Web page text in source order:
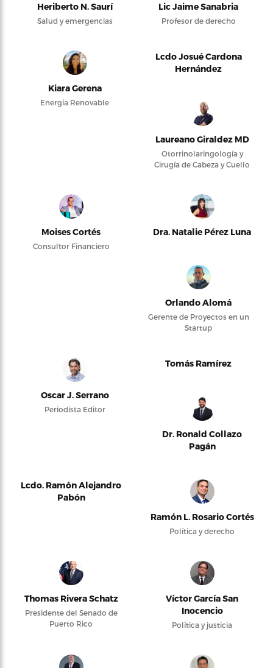
Heriberto N. Saurí
Salud y emergencias
Lic Jaime Sanabria
Profesor de derecho
Kiara Gerena
Energía Renovable
Lcdo Josué Cardona
Hernández
Laureano Giraldez MD
Otorrinolaringología y
Cirugía de Cabeza y Cuello
Moises Cortés
Consultor Financiero
Dra. Natalie Pérez Luna
Orlando Alomá
Gerente de Proyectos en un
Startup
Oscar J. Serrano
Periodista Editor
Tomás Ramírez
Dr. Ronald Collazo
Pagán
Lcdo. Ramón Alejandro
Pabón
Ramón L. Rosario Cortés
Política y derecho
Thomas Rivera Schatz
Presidente del Senado de
Puerto Rico
Víctor García San
Inocencio
Política y justicia